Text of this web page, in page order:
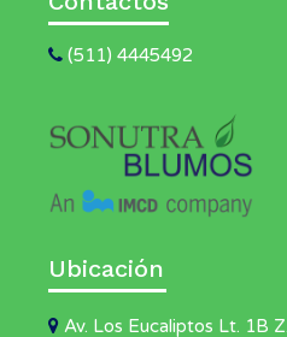
(511) 4445492
Ubicación
Av. Los Eucaliptos Lt. 1B